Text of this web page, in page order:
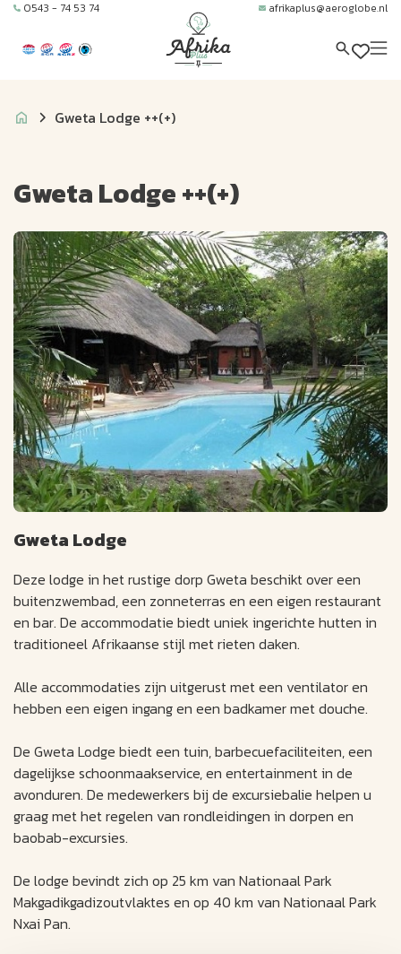
0543 - 74 53 74 afrikaplus@aeroglobe.nl
Gweta Lodge ++(+)
Gweta Lodge ++(+)
Gweta Lodge
Deze lodge in het rustige dorp Gweta beschikt over een
buitenzwembad, een zonneterras en een eigen restaurant
en bar. De accommodatie biedt uniek ingerichte hutten in
traditioneel Afrikaanse stijl met rieten daken.
Alle accommodaties zijn uitgerust met een ventilator en
hebben een eigen ingang en een badkamer met douche.
De Gweta Lodge biedt een tuin, barbecuefaciliteiten, een
dagelijkse schoonmaakservice, en entertainment in de
avonduren. De medewerkers bij de excursiebalie helpen u
graag met het regelen van rondleidingen in dorpen en
baobab-excursies.
De lodge bevindt zich op 25 km van Nationaal Park
Makgadikgadizoutvlaktes en op 40 km van Nationaal Park
Nxai Pan.